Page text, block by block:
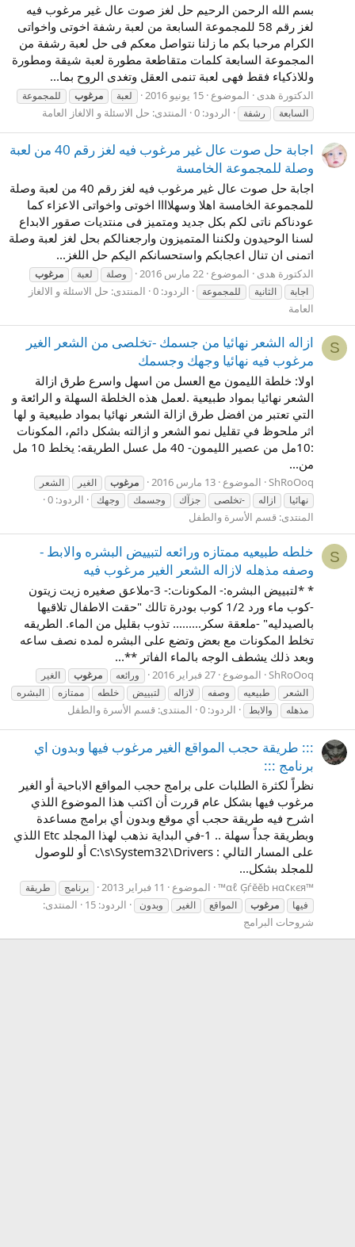
بسم الله الرحمن الرحيم حل لغز صوت عال غير مرغوب فيه
لغز رقم 58 للمجموعة السابعة من لعبة رشفة اخوتى واخواتى
الكرام مرحبا بكم ما زلنا نتواصل معكم فى حل لعبة رشفة من
المجموعة السابعة كلمات متقاطعة مطورة لعبة شيقة ومطورة
وللاذكياء فقط فهى لعبة تنمى العقل وتغدى الروح بما...
الدكتورة هدى الموضوع 15 يونيو 2016 لعبة مرغوب
للمجموعة
السابعة
رشفة الردود: 0 المنتدى: حل الاسئلة و الالغاز العامة
اجابة حل صوت عال غير مرغوب فيه لغز رقم 40 من لعبة
وصلة للمجموعة الخامسة
اجابة حل صوت عال غير مرغوب فيه لغز رقم 40 من لعبة وصلة
للمجموعة الخامسة اهلا وسهلاااا اخوتى واخواتى الاعزاء كما
عودناكم ناتى لكم بكل جديد ومتميز فى منتديات صقور الابداع
لسنا الوحيدون ولكننا المتميزون وارجعنالكم بحل لغز لعبة وصلة
اتمنى ان تنال اعجابكم واستحسانكم اليكم حل اللغز...
الدكتورة هدى الموضوع 22 مارس 2016 وصلة لعبة
مرغوب
اجابة
الثانية للمجموعة الردود: 0 المنتدى: حل الاسئلة و الالغاز
العامة
S
ازاله الشعر نهائيا من جسمك -تخلصى من الشعر الغير
مرغوب فيه نهائيا وجهك وجسمك
اولا: خلطة الليمون مع العسل من اسهل واسرع طرق ازالة
الشعر نهائيا بمواد طبيعية .لعمل هذه الخلطة السهلة و الرائعة و
التي تعتبر من افضل طرق ازالة الشعر نهائيا بمواد طبيعية و لها
اثر ملحوظ في تقليل نمو الشعر و ازالته بشكل دائم، المكونات
:10مل من عصير الليمون- 40 مل عسل الطريقه: يخلط 10 مل
من...
ShRoOoq الموضوع 13 مارس 2016 مرغوب الغير
الشعر
نهائيا
ازاله -تخلصى جزآك وجسمك وجهك
الردود: 0
المنتدى: قسم الأسرة والطفل
S
خلطه طبيعيه ممتازه ورائعه لتبييض البشره والابط -
وصفه مذهله لازاله الشعر الغير مرغوب فيه
* *لتبييض البشره:- المكونات:- 3-ملاعق صغيره زيت زيتون
-كوب ماء ورد 1/2 كوب بودرة تالك "حقت الاطفال تلاقيها
بالصيدليه" -ملعقة سكر......... تذوب بقليل من الماء. الطريقه
تخلط المكونات مع بعض وتضع على البشره لمده نصف ساعه
وبعد ذلك يشطف الوجه بالماء الفاتر **...
ShRoOoq الموضوع 27 فبراير 2016 ورائعه مرغوب
الغير
الشعر
طبيعيه وصفه لازاله لتبييض خلطه ممتازه
البشره
مذهله
والابط الردود: 0 المنتدى: قسم الأسرة والطفل
::: طريقة حجب المواقع الغير مرغوب فيها وبدون اي
برنامج :::
نظراً لكثرة الطلبات على برامج حجب المواقع الاباحية أو الغير
مرغوب فيها بشكل عام قررت أن اكتب هذا الموضوع اللذي
اشرح فيه طريقة حجب أي موقع وبدون أي برامج مساعدة
وبطريقة جداً سهلة .. 1-في البداية نذهب لهذا المجلد Etc اللذي
على المسار التالي : C:\s\System32\Drivers أو للوصول
للمجلد بشكل...
™αℓ Ģѓĕĕb нα¢кєя™ الموضوع 11 فبراير 2013 برنامج
طريقة
فيها
مرغوب المواقع الغير وبدون الردود: 15
المنتدى:
شروحات البرامج